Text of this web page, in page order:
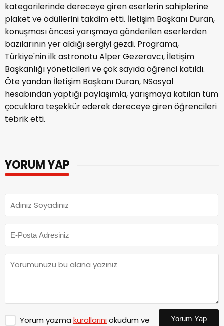
kategorilerinde dereceye giren eserlerin sahiplerine
plaket ve ödüllerini takdim etti. İletişim Başkanı Duran,
konuşması öncesi yarışmaya gönderilen eserlerden
bazılarının yer aldığı sergiyi gezdi. Programa,
Türkiye'nin ilk astronotu Alper Gezeravcı, İletişim
Başkanlığı yöneticileri ve çok sayıda öğrenci katıldı.
Öte yandan İletişim Başkanı Duran, NSosyal
hesabından yaptığı paylaşımla, yarışmaya katılan tüm
çocuklara teşekkür ederek dereceye giren öğrencileri
tebrik etti.
YORUM YAP
Yorum yazma kurallarınıokudum ve
Yorum Yap